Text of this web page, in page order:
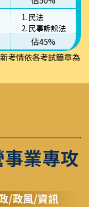
民法
民事訴訟法
佔45%
考情依各考試簡章為
業專攻
/政風/資訊